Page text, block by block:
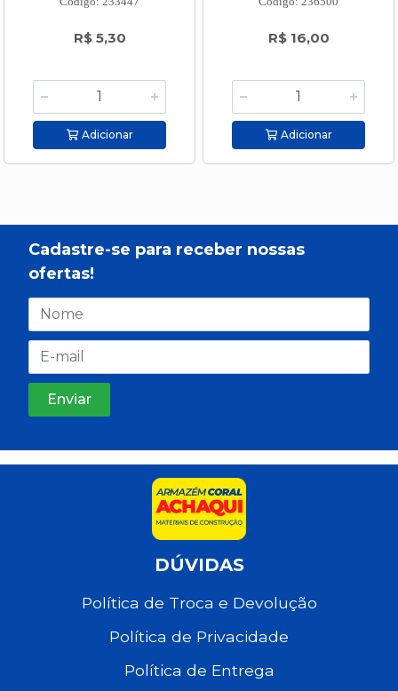
R$ 5,30
Adicionar
R$ 16,00
Adicionar
Cadastre-se para receber nossas
ofertas!
DÚVIDAS
Política de Troca e Devolução
Política de Privacidade
Política de Entrega